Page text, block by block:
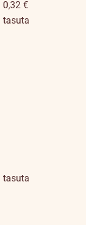
0,32 €
tasuta
tasuta